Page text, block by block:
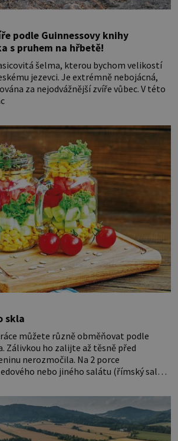
podle Guinnessovy knihy
s pruhem na hřbetě!
šelma, kterou bychom velikostí
jezevci. Je extrémně nebojácná,
za nejodvážnější zvíře vůbec. V této
skla
můžete různě obměňovat podle
Zálivkou ho zalijte až těsně před
nerozmočila. Na 2 porce
nebo jiného salátu (římský salát,
lžíce olivového oleje ✿ 1 lžíci citronové